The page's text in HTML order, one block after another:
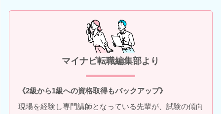
マイナビ転職編集部より
《2級から1級への資格取得もバックアップ》
現場を経験し専門講師となっている先輩が、試験の傾向